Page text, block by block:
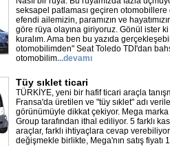
seksapel patlaması geçiren otomobillere
efendi ailemizin, paramızın ve
göre rüya olayına giriyoruz. Gönül ister
kuralım. Ama ben bu yazıda
otomobilimden" Seat Toledo TDI'dan
otomobilim...devamı
Tüy sıklet ticari
TÜRKİYE, yeni bir hafif ticari araçla
Fransa'da üretilen ve "tüy sıklet" adı
görünümüyle dikkat çekiyor. Mega marka
Group tarafından ithal ediliyor. 5 farklı
araçlar, farklı ihtiyaçlara cevap
değişmekle birlikte, Mega'nın satış fiyatı